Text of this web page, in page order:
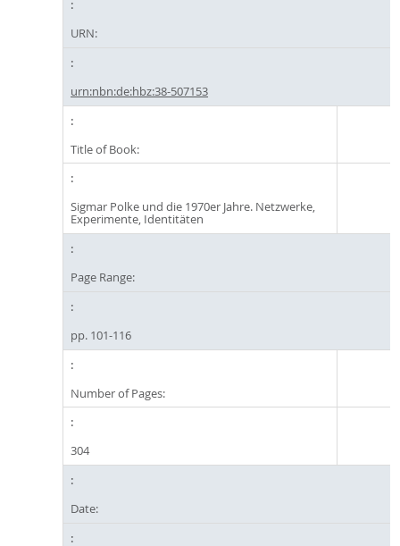
URN:
urn:nbn:de:hbz:38-507153
Title of Book:
Sigmar Polke und die 1970er Jahre. Netzwerke,
Experimente, Identitäten
Page Range:
pp. 101-116
Number of Pages:
304
Date: